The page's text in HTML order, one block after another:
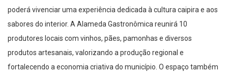
poderá vivenciar uma experiência dedicada à cultura caipira e aos
sabores do interior. A Alameda Gastronômica reunirá 10
produtores locais com vinhos, pães, pamonhas e diversos
produtos artesanais, valorizando a produção regional e
fortalecendo a economia criativa do município. O espaço também